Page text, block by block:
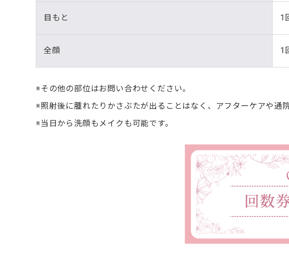
目もと 1
全顔 1
※その他の部位はお問い合わせください。
※照射後に腫れたりかさぶたが出ることはなく、アフターケアや通
※当日から洗顔もメイクも可能です。